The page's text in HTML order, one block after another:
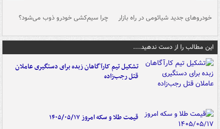
خودروهای جدید شیائومی در راه بازار چرا سیم‌کشی خودرو ذوب می‌شود؟
این مطالب را از دست ندهید....
تشکیل تیم کارآگاهان زبده برای دستگیری عاملان
قتل رجب‌زاده
قیمت طلا و سکه امروز ۱۴۰۵/۰۵/۱۷